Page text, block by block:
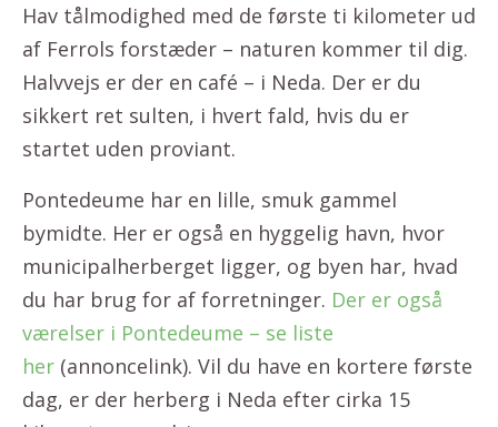
Hav tålmodighed med de første ti kilometer ud
af Ferrols forstæder – naturen kommer til dig.
Halvvejs er der en café – i Neda. Der er du
sikkert ret sulten, i hvert fald, hvis du er
startet uden proviant.
Pontedeume har en lille, smuk gammel
bymidte. Her er også en hyggelig havn, hvor
municipalherberget ligger, og byen har, hvad
du har brug for af forretninger. Der er også
værelser i Pontedeume – se liste
her (annoncelink). Vil du have en kortere første
dag, er der herberg i Neda efter cirka 15